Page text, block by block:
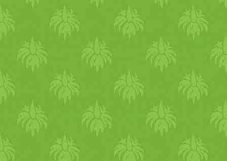
a szervezeted. Ehhez jó ha
kerülöd a csípős ételeket, a
savanyú gyümölcsöket.
Kiváló ilyenkor a keserű
zöldek. Amíg a nap melegít,
hold fénye hűsít. Érdemes